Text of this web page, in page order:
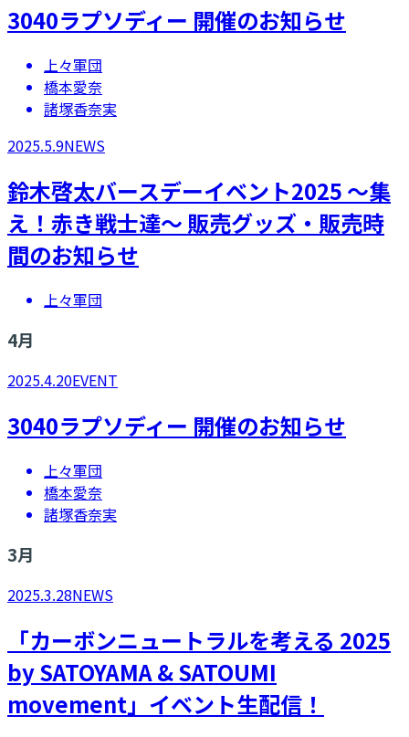
3040ラプソディー 開催のお知らせ
上々軍団
橋本愛奈
諸塚香奈実
2025.5.9NEWS
鈴木啓太バースデーイベント2025 ～集
え！赤き戦士達～ 販売グッズ・販売時
間のお知らせ
上々軍団
4月
2025.4.20EVENT
3040ラプソディー 開催のお知らせ
上々軍団
橋本愛奈
諸塚香奈実
3月
2025.3.28NEWS
「カーボンニュートラルを考える 2025
by SATOYAMA & SATOUMI
movement」​イベント生配信！